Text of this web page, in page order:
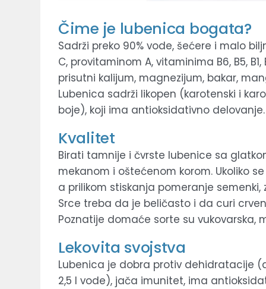
Čime je lubenica bogata?
Sadrži preko 90% vode, šećere i malo
C, provitaminom A, vitaminima B6, B5,
prisutni kalijum, magnezijum, bakar,
Lubenica sadrži likopen (karotenski i
boje), koji ima antioksidativno delovanje.
Kvalitet
Birati tamnije i čvrste lubenice sa
mekanom i oštećenom korom. Ukoliko
a prilikom stiskanja pomeranje
Srce treba da je beličasto i da curi
Poznatije domaće sorte su vukovarska,
Lekovita svojstva
Lubenica je dobra protiv dehidratacije
2,5 l vode), jača imunitet, ima